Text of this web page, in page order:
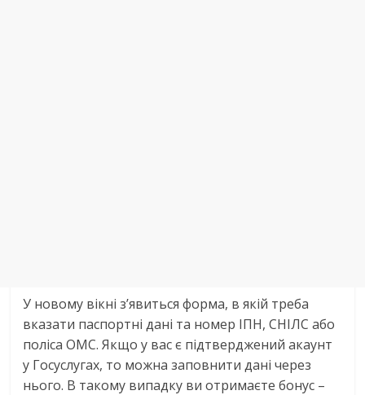
У новому вікні з’явиться форма, в якій треба
вказати паспортні дані та номер ІПН, СНІЛС або
поліса ОМС. Якщо у вас є підтверджений акаунт
у Госуслугах, то можна заповнити дані через
нього. В такому випадку ви отримаєте бонус –